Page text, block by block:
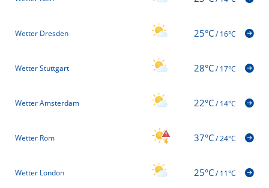
Wetter Dresden 25°C/16°C
Wetter Stuttgart 28°C/17°C
Wetter Amsterdam 22°C/14°C
Wetter Rom 37°C/24°C
Wetter London 25°C/11°C